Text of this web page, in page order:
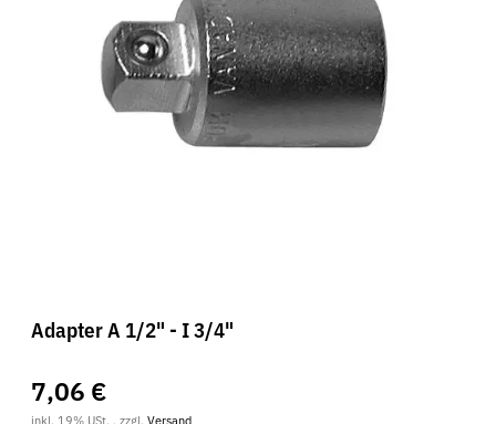
Adapter A 1/2" - I 3/4"
7,06 €
inkl. 19% USt. , zzgl. Versand